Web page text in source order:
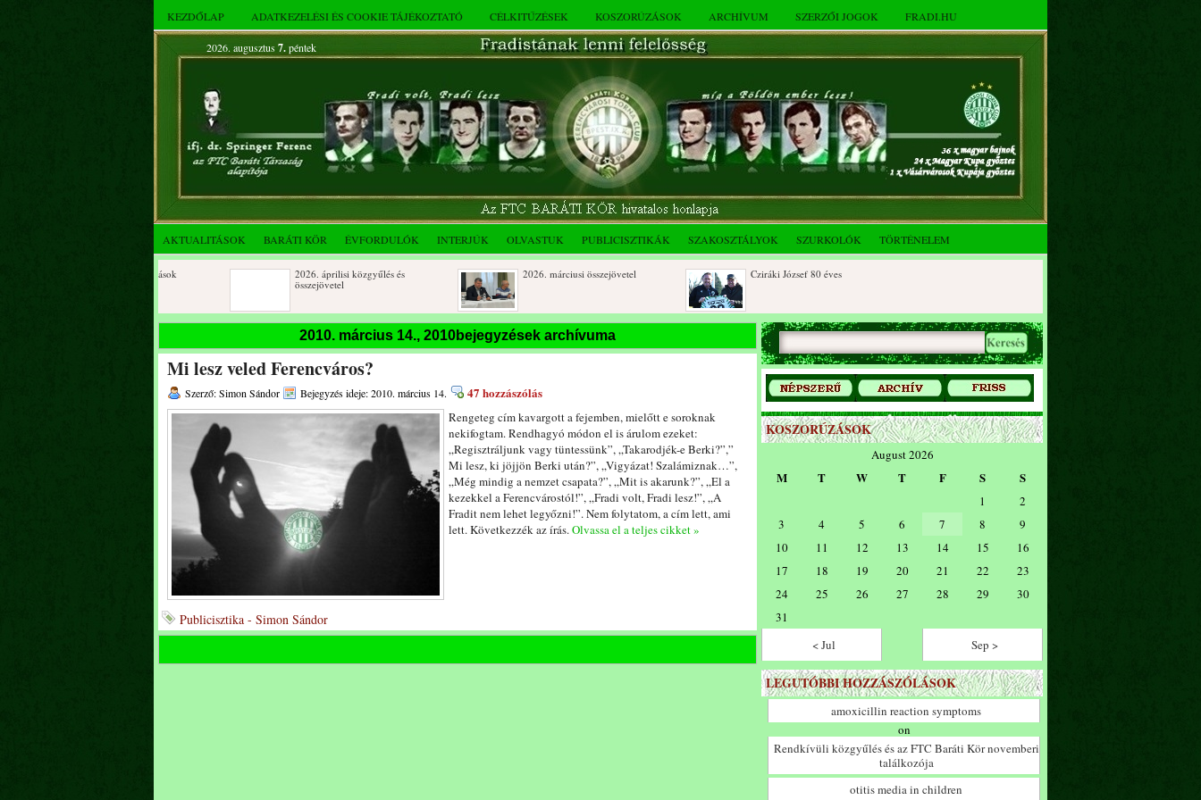
KEZDŐLAP ADATKEZELÉSI ÉS COOKIE TÁJÉKOZTATÓ CÉLKITŰZÉSEK KOSZORÚZÁSOK ARCHÍVUM SZERZŐI JOGOK FRADI.HU
2026. augusztus 7.péntek
AKTUALITÁSOK BARÁTI KÖR ÉVFORDULÓK INTERJÚK OLVASTUK PUBLICISZTIKÁK SZAKOSZTÁLYOK SZURKOLÓK TÖRTÉNELEM
Születésnapi koszorúzások
2026. áprilisi közgyűlés és
összejövetel
2026. márciusi összejövetel Cziráki József 80 éves
Születésnapi koszorúzások
Rendkívüli közgyűlés és a 2025.
novemberi összejövetel
Dálnoki József 90 éves
Az FTC Baráti Kör 2025. októberi
összejövetel
2010. március 14., 2010bejegyzések archívuma
Mi lesz veled Ferencváros?
Szerző: Simon Sándor Bejegyzés ideje: 2010. március 14. 47 hozzászólás
Rengeteg cím kavargott a fejemben, mielőtt e soroknak
nekifogtam. Rendhagyó módon el is árulom ezeket:
„Regisztráljunk vagy tüntessünk”, „Takarodjék-e Berki?”,”
Mi lesz, ki jöjjön Berki után?”, „Vigyázat! Szalámiznak…”,
„Még mindig a nemzet csapata?”, „Mit is akarunk?”, „El a
kezekkel a Ferencvárostól!”, „Fradi volt, Fradi lesz!”, „A
Fradit nem lehet legyőzni!”. Nem folytatom, a cím lett, ami
lett. Következzék az írás.Olvassa el a teljes cikket »
Publicisztika - Simon Sándor
KOSZORÚZÁSOK
August 2026
M T W T F S S
1
2
3
4 5 6 7 8
9
10
11 12 13 14 15
16
17
18 19 20 21 22
23
24
25 26 27 28 29
30
31
< Jul
Sep >
LEGUTÓBBI HOZZÁSZÓLÁSOK
amoxicillin reaction symptoms
on
Rendkívüli közgyűlés és az FTC Baráti Kör novemberi
találkozója
otitis media in children